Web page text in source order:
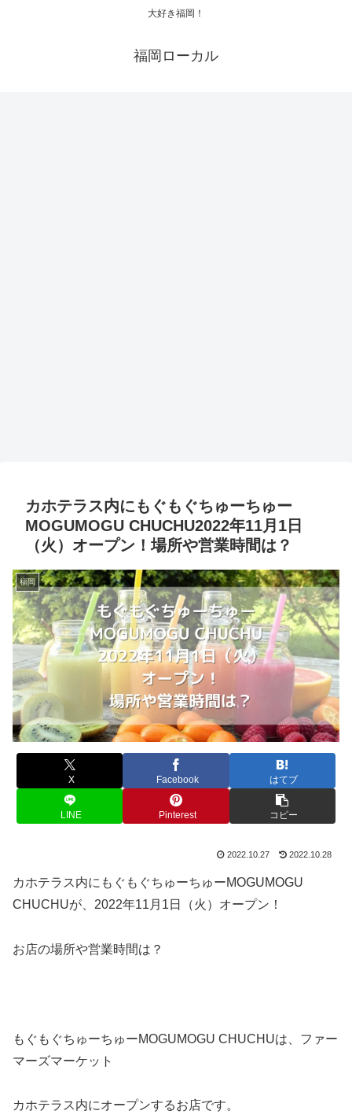
大好き福岡！
福岡ローカル
カホテラス内にもぐもぐちゅーちゅー
MOGUMOGU CHUCHU2022年11月1日
（火）オープン！場所や営業時間は？
福岡
X Facebook はてブ
LINE Pinterest コピー
2022.10.27 2022.10.28
カホテラス内にもぐもぐちゅーちゅーMOGUMOGU
CHUCHUが、2022年11月1日（火）オープン！
お店の場所や営業時間は？
もぐもぐちゅーちゅーMOGUMOGU CHUCHUは、ファー
マーズマーケット
カホテラス内にオープンするお店です。